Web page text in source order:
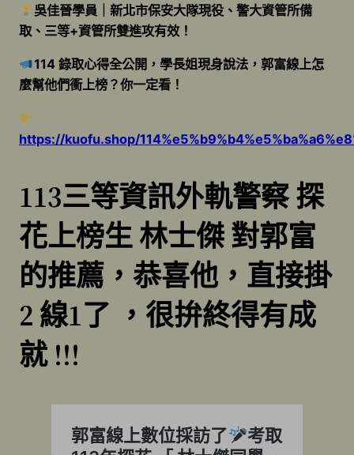
吳佳晉學員｜新北市保安大隊現役、警大資管所備
取、三等+資管所雙進攻有效！
114 錄取心得全公開，學長姐現身說法，郭富線上怎
麼幫他們衝上榜？你一定看！
https://kuofu.shop/
113三等資訊外軌警察 探
花上榜生 林士傑 對郭富
的推薦，恭喜他，直接掛
2 線1了 ，很拚終得有成
就 !!!